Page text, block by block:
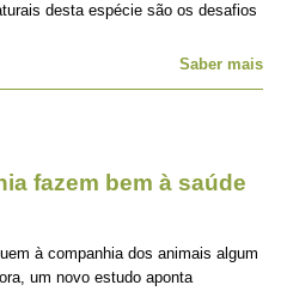
desta espécie são os desafios
Saber mais
fazem bem à saúde
à companhia dos animais algum
um novo estudo aponta